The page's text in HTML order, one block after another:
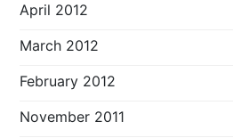
April 2012
March 2012
February 2012
November 2011